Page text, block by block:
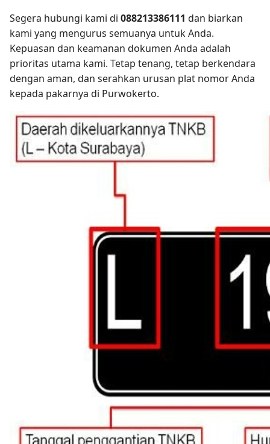
Segera hubungi kami di 088213386111 dan biarkan
kami yang mengurus semuanya untuk Anda.
Kepuasan dan keamanan dokumen Anda adalah
prioritas utama kami. Tetap tenang, tetap berkendara
dengan aman, dan serahkan urusan plat nomor Anda
kepada pakarnya di Purwokerto.